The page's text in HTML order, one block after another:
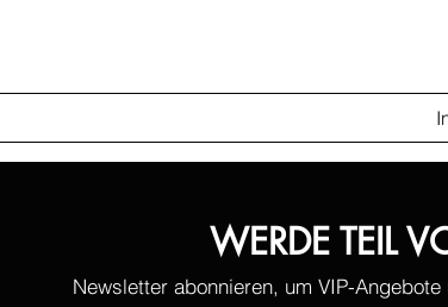
WERDE TEIL
Newsletter abonnieren, um VIP-